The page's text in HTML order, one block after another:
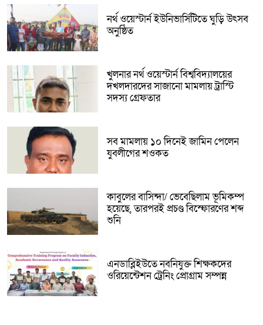
নর্থ ওয়েস্টার্ন ইউনিভার্সিটিতে ঘুড়ি উৎসব
অনুষ্ঠিত
খুলনার নর্থ ওয়েস্টার্ন বিশ্ববিদ্যালয়ের
দখলদারদের সাজানো মামলায় ট্রাস্টি
সদস্য গ্রেফতার
সব মামলায় ১০ দিনেই জামিন পেলেন
যুবলীগের শওকত
কাবুলের বাসিন্দা/ ভেবেছিলাম ভূমিকম্প
হয়েছে, তারপরই প্রচণ্ড বিস্ফোরণের শব্দ
শুনি
এনডাব্লিইউতে নবনিযুক্ত শিক্ষকদের
ওরিয়েন্টেশন ট্রেনিং প্রোগ্রাম সম্পন্ন